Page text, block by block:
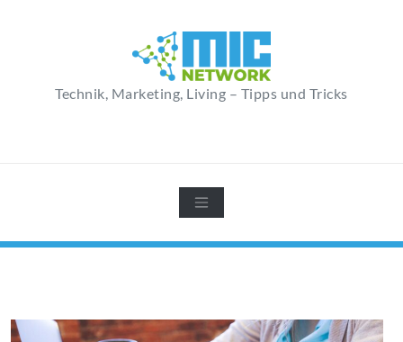
Technik, Marketing, Living – Tipps und Tricks